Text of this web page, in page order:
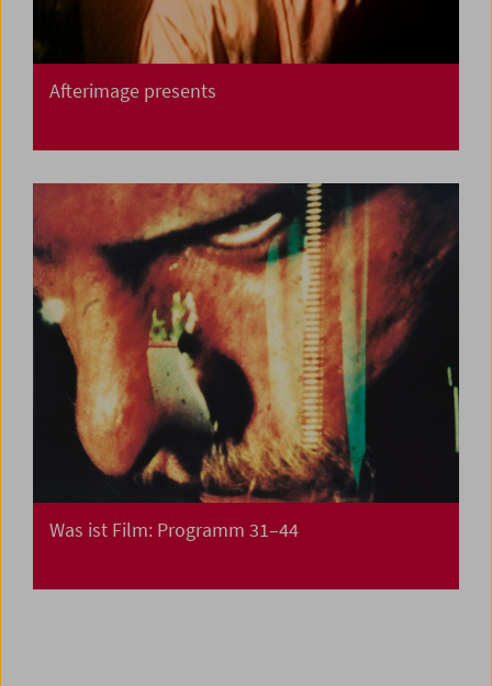
Afterimage presents
Was ist Film: Programm 31–44